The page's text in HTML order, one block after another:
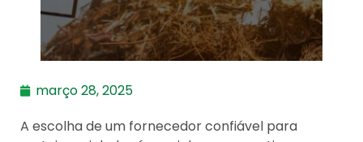
março 28, 2025
A escolha de um fornecedor confiável para